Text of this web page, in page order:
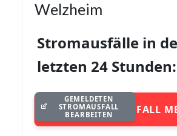
Welzheim
Stromausfälle in
letzten 24 Stunden:
STROMAUSFALL
GEMELDETEN
STROMAUSFALL
BEARBEITEN